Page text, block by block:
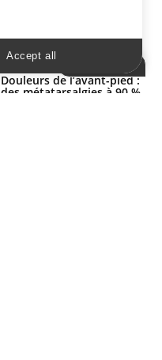
Douleurs de l’avant-pied :
des métatarsalgies à 90 %
Accept all